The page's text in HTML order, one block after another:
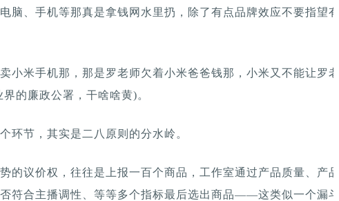
脑、手机等那真是拿钱网水里扔，除了有点品牌效应不要指望
小米手机那，那是罗老师欠着小米爸爸钱那，小米又不能让罗
的廉政公署，干啥啥黄)。
环节，其实是二八原则的分水岭。
的议价权，往往是上报一百个商品，工作室通过产品质量、产
符合主播调性、等等多个指标最后选出商品——这类似一个漏